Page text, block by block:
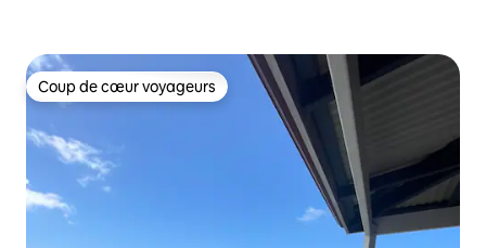
Coup de cœur voyageurs
Coup de cœur voyageurs